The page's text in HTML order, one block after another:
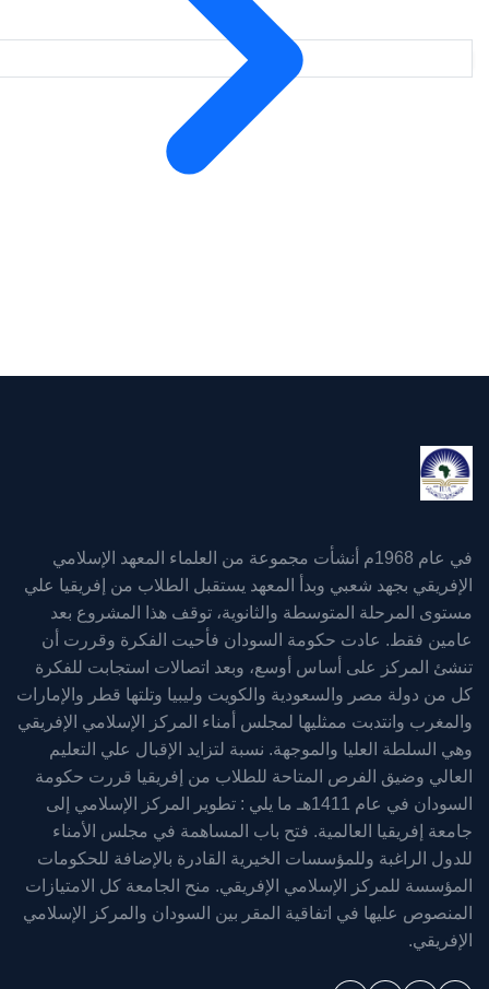
في عام 1968م أنشأت مجموعة من العلماء المعهد الإسلامي
الإفريقي بجهد شعبي وبدأ المعهد يستقبل الطلاب من إفريقيا علي
مستوى المرحلة المتوسطة والثانوية، توقف هذا المشروع بعد
عامين فقط. عادت حكومة السودان فأحيت الفكرة وقررت أن
تنشئ المركز على أساس أوسع، وبعد اتصالات استجابت للفكرة
كل من دولة مصر والسعودية والكويت وليبيا وتلتها قطر والإمارات
والمغرب وانتدبت ممثليها لمجلس أمناء المركز الإسلامي الإفريقي
وهي السلطة العليا والموجهة. نسبة لتزايد الإقبال علي التعليم
العالي وضيق الفرص المتاحة للطلاب من إفريقيا قررت حكومة
السودان في عام 1411هـ ما يلي : تطوير المركز الإسلامي إلى
جامعة إفريقيا العالمية. فتح باب المساهمة في مجلس الأمناء
للدول الراغبة وللمؤسسات الخيرية القادرة بالإضافة للحكومات
المؤسسة للمركز الإسلامي الإفريقي. منح الجامعة كل الامتيازات
المنصوص عليها في اتفاقية المقر بين السودان والمركز الإسلامي
الإفريقي.